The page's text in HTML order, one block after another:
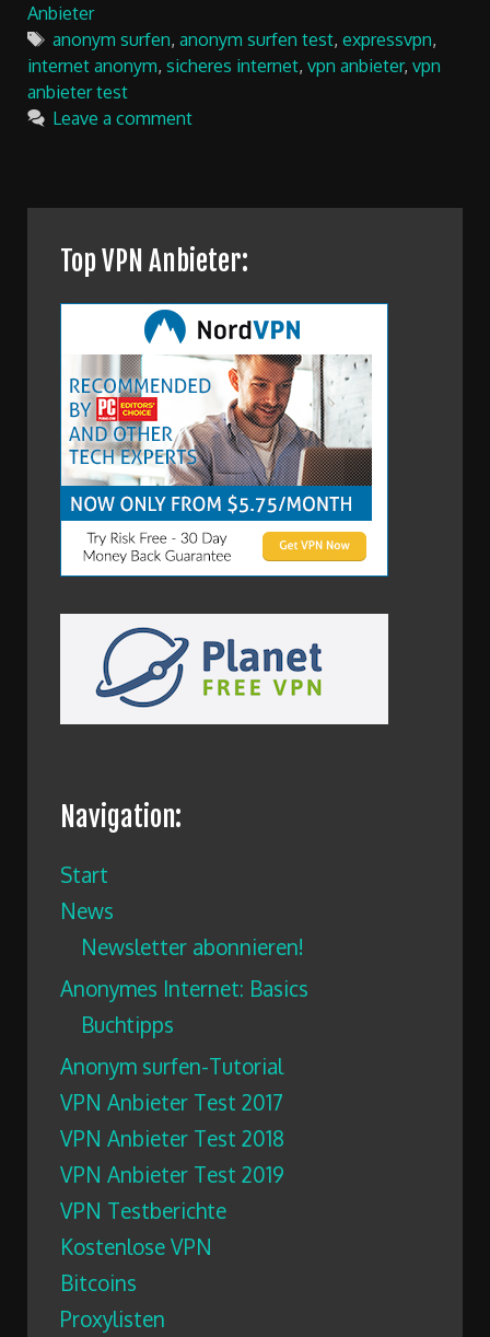
Anbieter
Tags
anonym surfen, anonym surfen test, expressvpn,
internet anonym, sicheres internet, vpn anbieter, vpn
anbieter test
Leave a comment
Top VPN Anbieter:
Navigation:
Start
News
Newsletter abonnieren!
Anonymes Internet: Basics
Buchtipps
Anonym surfen-Tutorial
VPN Anbieter Test 2017
VPN Anbieter Test 2018
VPN Anbieter Test 2019
VPN Testberichte
Kostenlose VPN
Bitcoins
Proxylisten